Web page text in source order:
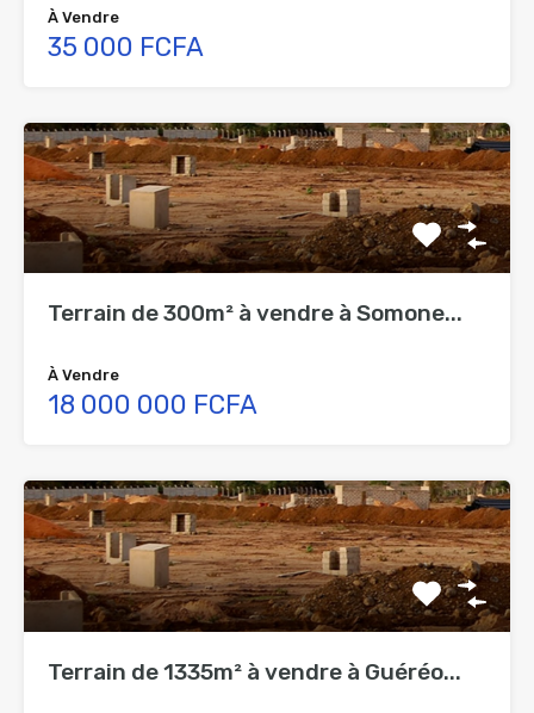
À Vendre
35 000 FCFA
Terrain de 300m² à vendre à Somone...
À Vendre
18 000 000 FCFA
Terrain de 1335m² à vendre à Guéréo...